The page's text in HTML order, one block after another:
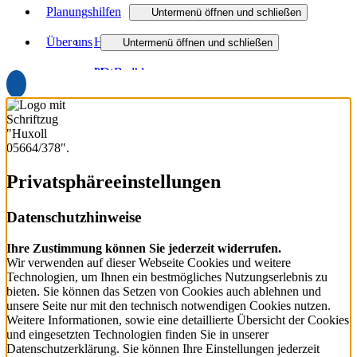
Planungshilfen Untermenü öffnen und schließen
Heizungsanfrage-Assistent
3D-Badplaner
Badanfrage-Assistent
Über uns Untermenü öffnen und schließen
Unternehmen
Partner
Privatsphäre­einstellungen
Datenschutzhinweise
Ihre Zustimmung können Sie jederzeit widerrufen.
Wir verwenden auf dieser Webseite Cookies und weitere
Technologien, um Ihnen ein bestmögliches Nutzungserlebnis zu
bieten. Sie können das Setzen von Cookies auch ablehnen und
unsere Seite nur mit den technisch notwendigen Cookies nutzen.
Weitere Informationen, sowie eine detaillierte Übersicht der Cookies
und eingesetzten Technologien finden Sie in unserer
Datenschutzerklärung. Sie können Ihre Einstellungen jederzeit